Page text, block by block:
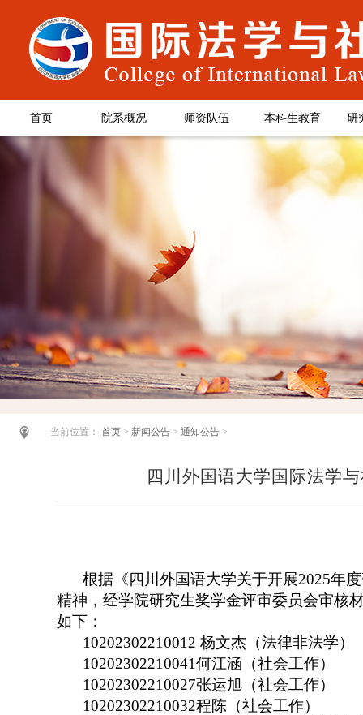
首页 院系概况 师资队伍 本科生教育 研
当前位置： 首页 > 新闻公告 > 通知公告 >
四川外国语大学国际法学
根据《四川外国语大学关于开展2025年
精神，经学院研究生奖学金评审委员会审核
如下：
10202302210012 杨文杰（法律非法学）
10202302210041何江涵（社会工作）
10202302210027张运旭 （社会工作）
10202302210032程陈（社会工作）